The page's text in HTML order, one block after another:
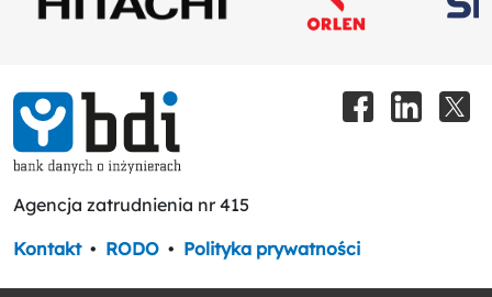
Agencja zatrudnienia nr 415
Kontakt • RODO • Polityka prywatności